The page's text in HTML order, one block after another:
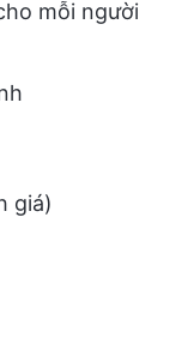
mỗi người
giá)